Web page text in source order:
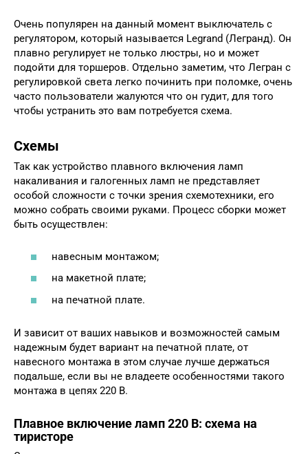
Очень популярен на данный момент выключатель с
регулятором, который называется Legrand (Легранд). Он
плавно регулирует не только люстры, но и может
подойти для торшеров. Отдельно заметим, что Легран с
регулировкой света легко починить при поломке, очень
часто пользователи жалуются что он гудит, для того
чтобы устранить это вам потребуется схема.
Схемы
Так как устройство плавного включения ламп
накаливания и галогенных ламп не представляет
особой сложности с точки зрения схемотехники, его
можно собрать своими руками. Процесс сборки может
быть осуществлен:
навесным монтажом;
на макетной плате;
на печатной плате.
И зависит от ваших навыков и возможностей самым
надежным будет вариант на печатной плате, от
навесного монтажа в этом случае лучше держаться
подальше, если вы не владеете особенностями такого
монтажа в цепях 220 В.
Плавное включение ламп 220 В: схема на
тиристоре